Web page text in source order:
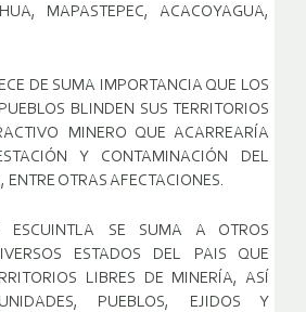
MAPASTEPEC, ACACOYAGUA,
DE SUMA IMPORTANCIA QUE LOS
BLINDEN SUS TERRITORIOS
MINERO QUE ACARREARÍA
Y CONTAMINACIÓN DEL
ENTRE OTRAS AFECTACIONES.
ESCUINTLA SE SUMA A OTROS
ESTADOS DEL PAIS QUE
LIBRES DE MINERÍA, ASÍ
PUEBLOS, EJIDOS Y